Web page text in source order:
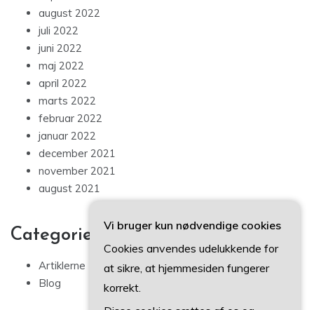
august 2022
juli 2022
juni 2022
maj 2022
april 2022
marts 2022
februar 2022
januar 2022
december 2021
november 2021
august 2021
Categories
Artiklerne
Blog
Vi bruger kun nødvendige cookies
Cookies anvendes udelukkende for
at sikre, at hjemmesiden fungerer
korrekt.